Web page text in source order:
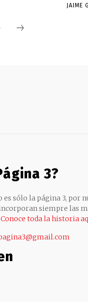
JAIME
3?
es sólo la página 3, por
siempre las
Conoce toda la historia